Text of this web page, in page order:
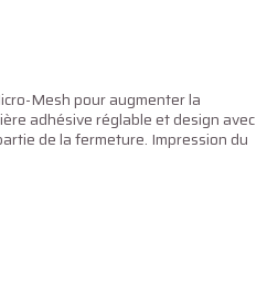
Mesh pour augmenter la
adhésive réglable et design avec
de la fermeture. Impression du